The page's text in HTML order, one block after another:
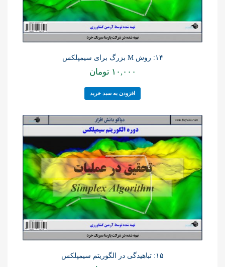
۱۴: روش M بزرگ برای سیمپلکس
۱۰,۰۰۰ تومان
افزودن به سبد خرید
۱۵: تباهیدگی در الگوریتم سیمپلکس